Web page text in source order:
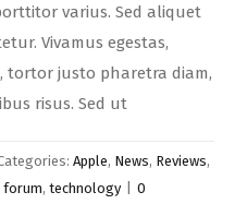
varius. Sed aliquet
Vivamus egestas,
tortor justo pharetra diam,
risus. Sed ut
Apple, News, Reviews,
forum, technology
0